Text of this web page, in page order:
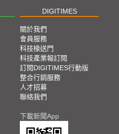
DIGITIMES
關於我們
會員服務
科技椽送門
科技產業報訂閱
訂閱DIGITIMES行動版
整合行銷服務
人才招募
聯絡我們
下載新聞App